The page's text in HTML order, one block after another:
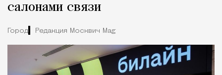
салонами связи
Город Редакция Москвич Mag